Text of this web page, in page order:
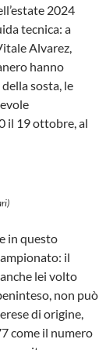
2024
tecnica: a
Alvarez,
hanno
sosta, le
il 19 ottobre, al
in questo
il
lei volto
non può
di origine,
come il numero